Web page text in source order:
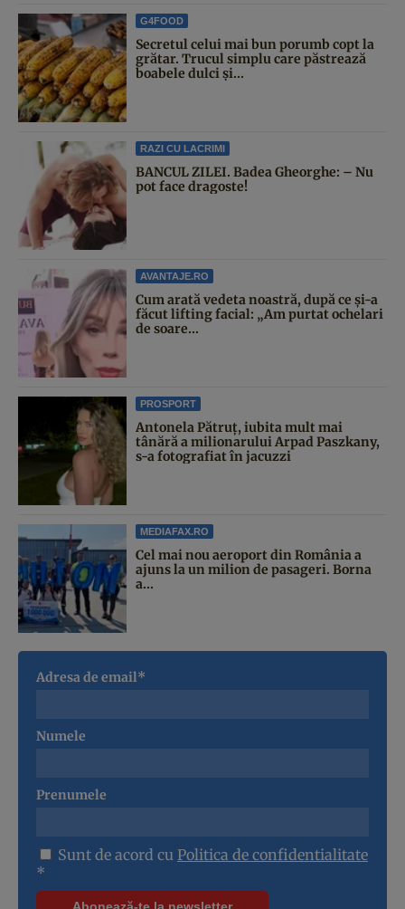
G4FOOD
Secretul celui mai bun porumb copt la
grătar. Trucul simplu care păstrează
boabele dulci și...
RAZI CU LACRIMI
BANCUL ZILEI. Badea Gheorghe: – Nu
pot face dragoste!
AVANTAJE.RO
Cum arată vedeta noastră, după ce și-a
făcut lifting facial: „Am purtat ochelari
de soare...
PROSPORT
Antonela Pătruț, iubita mult mai
tânără a milionarului Arpad Paszkany,
s-a fotografiat în jacuzzi
MEDIAFAX.RO
Cel mai nou aeroport din România a
ajuns la un milion de pasageri. Borna
a...
Adresa de email*
Numele
Prenumele
Sunt de acord cu Politica de confidentialitate
*